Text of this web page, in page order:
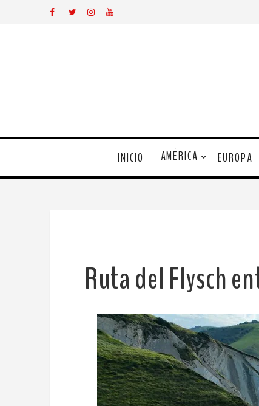
INICIO AMÉRICA EUROPA
Ruta del Flysch